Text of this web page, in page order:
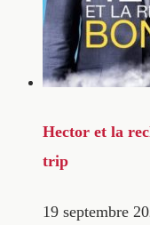
Hector et la
trip
19 septembre